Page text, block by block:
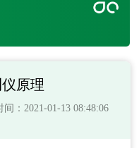
原理
间：2021-01-13 08:48:06